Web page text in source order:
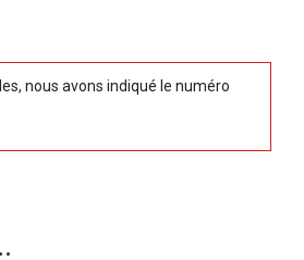
nous avons indiqué le numéro